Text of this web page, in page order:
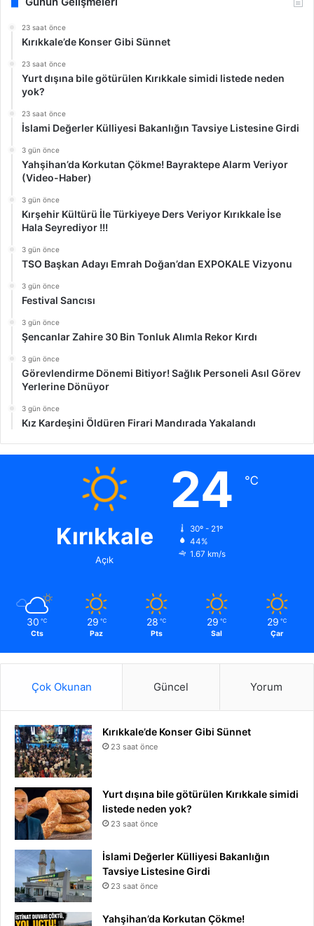
23 saat önce
Kırıkkale’de Konser Gibi Sünnet
23 saat önce
Yurt dışına bile götürülen Kırıkkale simidi listede neden
yok?
23 saat önce
İslami Değerler Külliyesi Bakanlığın Tavsiye Listesine Girdi
3 gün önce
Yahşihan’da Korkutan Çökme! Bayraktepe Alarm Veriyor
(Video-Haber)
3 gün önce
Kırşehir Kültürü İle Türkiyeye Ders Veriyor Kırıkkale İse
Hala Seyrediyor !!!
3 gün önce
TSO Başkan Adayı Emrah Doğan’dan EXPOKALE Vizyonu
3 gün önce
Festival Sancısı
3 gün önce
Şencanlar Zahire 30 Bin Tonluk Alımla Rekor Kırdı
3 gün önce
Görevlendirme Dönemi Bitiyor! Sağlık Personeli Asıl Görev
Yerlerine Dönüyor
3 gün önce
Kız Kardeşini Öldüren Firari Mandırada Yakalandı
Kırıkkale
Açık
24 ℃
30º - 21º
44%
1.67 km/s
30 ℃
Cts
29 ℃
Paz
28 ℃
Pts
29 ℃
Sal
29 ℃
Çar
Çok Okunan Güncel Yorum
Kırıkkale’de Konser Gibi Sünnet
23 saat önce
Yurt dışına bile götürülen Kırıkkale simidi
listede neden yok?
23 saat önce
İslami Değerler Külliyesi Bakanlığın
Tavsiye Listesine Girdi
23 saat önce
Yahşihan’da Korkutan Çökme!